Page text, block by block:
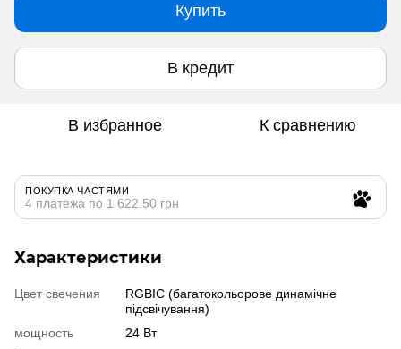
Купить
В кредит
В избранное К сравнению
ПОКУПКА ЧАСТЯМИ
4 платежа по 1 622.50 грн
Характеристики
Цвет свечения
RGBIC (багатокольорове динамічне
підсвічування)
мощность
24 Вт